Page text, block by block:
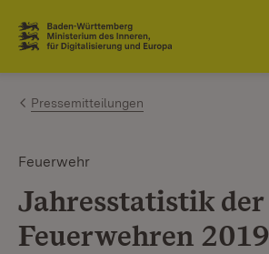
Zum Inhalt springen
Link zur Startseite
Pressemitteilungen
Feuerwehr
Jahresstatistik der
Feuerwehren 2019